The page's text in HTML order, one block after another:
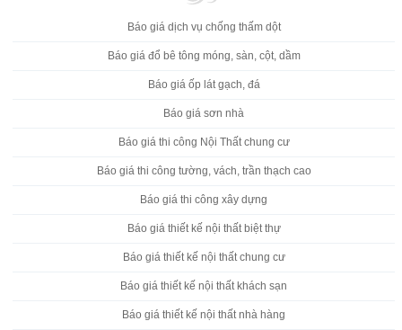
Báo giá dịch vụ chống thấm dột
Báo giá đổ bê tông móng, sàn, cột, dầm
Báo giá ốp lát gạch, đá
Báo giá sơn nhà
Báo giá thi công Nội Thất chung cư
Báo giá thi công tường, vách, trần thạch cao
Báo giá thi công xây dựng
Báo giá thiết kế nội thất biệt thự
Báo giá thiết kế nội thất chung cư
Báo giá thiết kế nội thất khách sạn
Báo giá thiết kế nội thất nhà hàng